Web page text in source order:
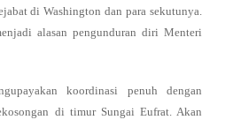
di Washington dan para sekutunya.
alasan pengunduran diri Menteri
koordinasi penuh dengan
di timur Sungai Eufrat. Akan